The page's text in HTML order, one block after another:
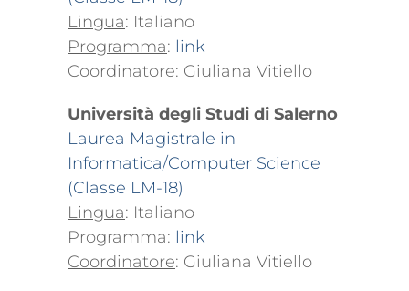
Lingua: Italiano
Programma: link
Coordinatore: Giuliana Vitiello
Università degli Studi di Salerno
Laurea Magistrale in
Informatica/Computer Science
(Classe LM-18)
Lingua: Italiano
Programma: link
Coordinatore: Giuliana Vitiello